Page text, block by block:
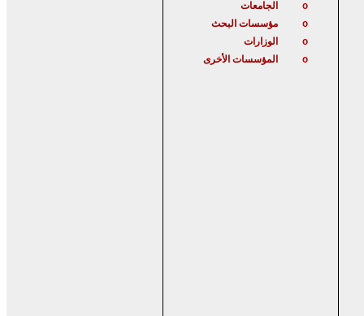
o الجامعات
o مؤسسات البحث
o الوزارات
o المؤسسات الأخرى